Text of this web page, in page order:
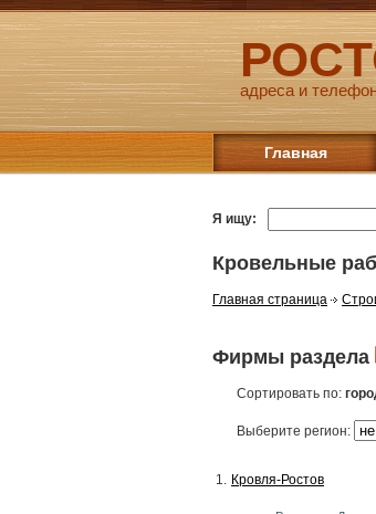
адреса и
Главная
Я ищу:
Кровельные
Главная страница
Фирмы раздела
Сортировать по:
Выберите регион:
1. Кровля-Ростов